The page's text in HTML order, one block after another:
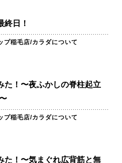
終日！
プ稲毛店/カラダについて
た！〜夜ふかしの脊柱起立
プ稲毛店/カラダについて
た！〜気まぐれ広背筋と無